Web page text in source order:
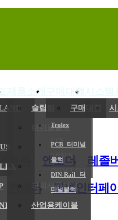
제품소개
슬립링
Trolex
KRAUS
PRINCETEL
터미널블럭
PCB 터미널
블럭
DIN-Rail 터
미널블럭
엔코더
레졸버
파워서플라이
산업용케이블
구매대행
구매대행
(
전기,기
블럭 엔코더 레졸
컨넥터 판넬인터페